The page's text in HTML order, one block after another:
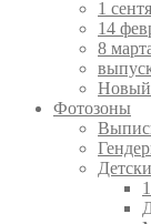
1
14
8
Новый
Фотозоны